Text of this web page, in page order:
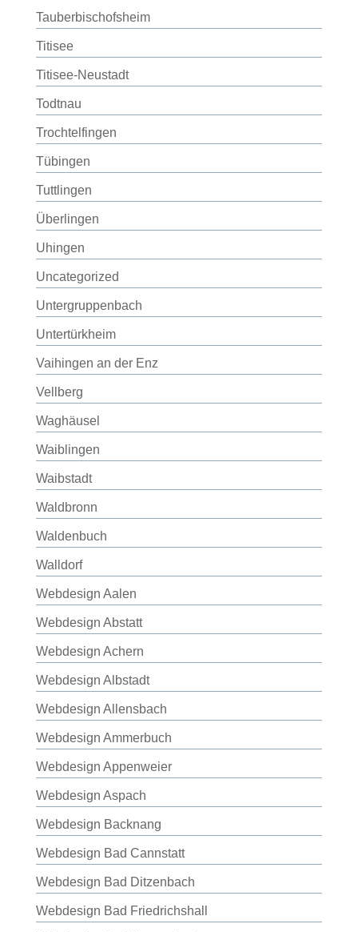
Tauberbischofsheim
Titisee
Titisee-Neustadt
Todtnau
Trochtelfingen
Tübingen
Tuttlingen
Überlingen
Uhingen
Uncategorized
Untergruppenbach
Untertürkheim
Vaihingen an der Enz
Vellberg
Waghäusel
Waiblingen
Waibstadt
Waldbronn
Waldenbuch
Walldorf
Webdesign Aalen
Webdesign Abstatt
Webdesign Achern
Webdesign Albstadt
Webdesign Allensbach
Webdesign Ammerbuch
Webdesign Appenweier
Webdesign Aspach
Webdesign Backnang
Webdesign Bad Cannstatt
Webdesign Bad Ditzenbach
Webdesign Bad Friedrichshall